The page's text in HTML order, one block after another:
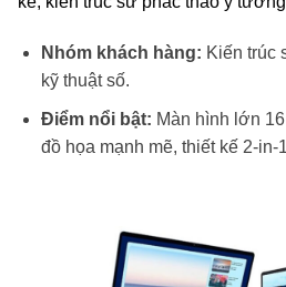
Nhóm khách hàng: Kiến trúc
kỹ thuật số.
Điểm nổi bật: Màn hình lớn
đồ họa mạnh mẽ, thiết kế 2-in-